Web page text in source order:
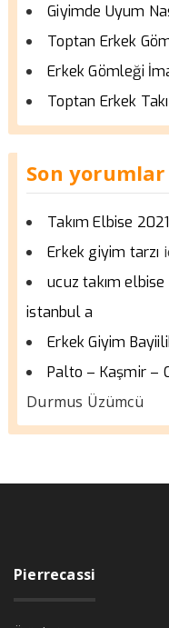
Giyimde Uyum
Toptan Erkek
Erkek Gömleği
Toptan Erkek
Son yorumlar
Takım Elbise
Erkek giyim tarzı
ucuz takım
istanbul a
Erkek Giyim
Palto – Kaşmir –
Durmus Üzümcü
Pierrecassi